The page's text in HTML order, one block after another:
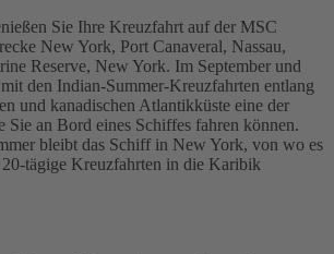
Sie Ihre Kreuzfahrt auf der MSC
New York, Port Canaveral, Nassau,
Reserve, New York. Im September und
den Indian-Summer-Kreuzfahrten entlang
und kanadischen Atlantikküste eine der
Sie an Bord eines Schiffes fahren können.
bleibt das Schiff in New York, von wo es
tägige Kreuzfahrten in die Karibik